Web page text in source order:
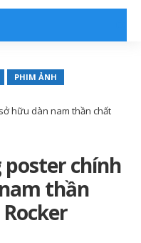
PHIM ẢNH
hữu dàn nam thần chất
poster chính
thần